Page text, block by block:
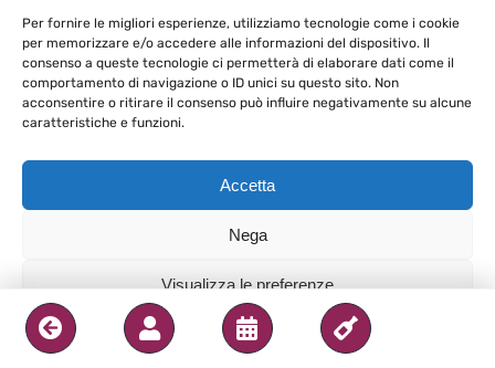
Per fornire le migliori esperienze, utilizziamo tecnologie come i cookie
per memorizzare e/o accedere alle informazioni del dispositivo. Il
consenso a queste tecnologie ci permetterà di elaborare dati come il
comportamento di navigazione o ID unici su questo sito. Non
acconsentire o ritirare il consenso può influire negativamente su alcune
caratteristiche e funzioni.
Accetta
Nega
Visualizza le preferenze
Privacy